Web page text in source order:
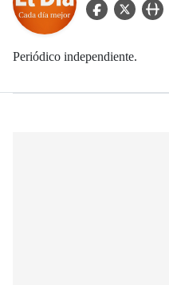
facebook Icon
twitter Icon
Periódico independiente.